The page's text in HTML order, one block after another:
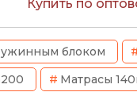
Купить по
блоком
Матрасы